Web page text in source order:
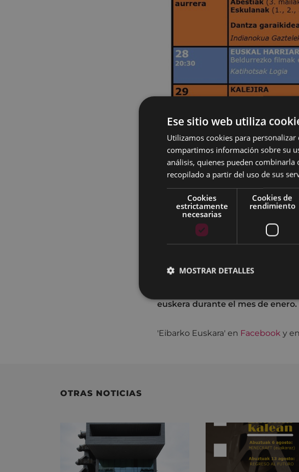
euskera durante el mes de enero.
'Eibarko Euskara' en Facebook y en
OTRAS NOTICIAS
Ese sitio web utiliza
Utilizamos cookies para
compartimos información sobre su
análisis, quienes pueden
recopilado a partir del uso de sus
Cookies
estrictamente
necesarias
Cookies de
rendimiento
MOSTRAR DETALLES